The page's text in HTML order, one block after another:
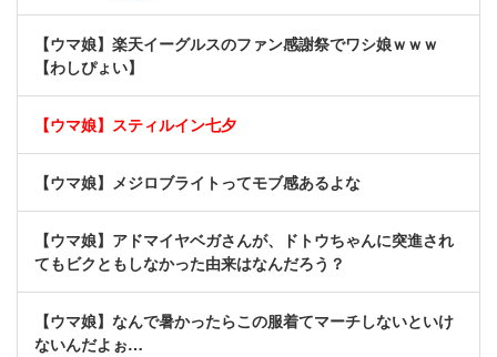
【ウマ娘】楽天イーグルスのファン感謝祭でワシ娘ｗｗｗ
【わしぴょい】
【ウマ娘】スティルイン七夕
【ウマ娘】メジロブライトってモブ感あるよな
【ウマ娘】アドマイヤベガさんが、ドトウちゃんに突進され
てもビクともしなかった由来はなんだろう？
【ウマ娘】なんで暑かったらこの服着てマーチしないといけ
ないんだよぉ…